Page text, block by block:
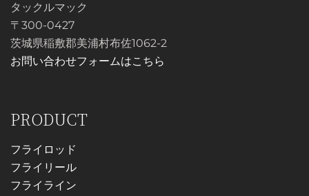
タックルマック
〒300-0427
茨城県稲敷郡美浦村布佐1062-2
お問い合わせフォームはこちら
PRODUCT
フライロッド
フライリール
フライライン